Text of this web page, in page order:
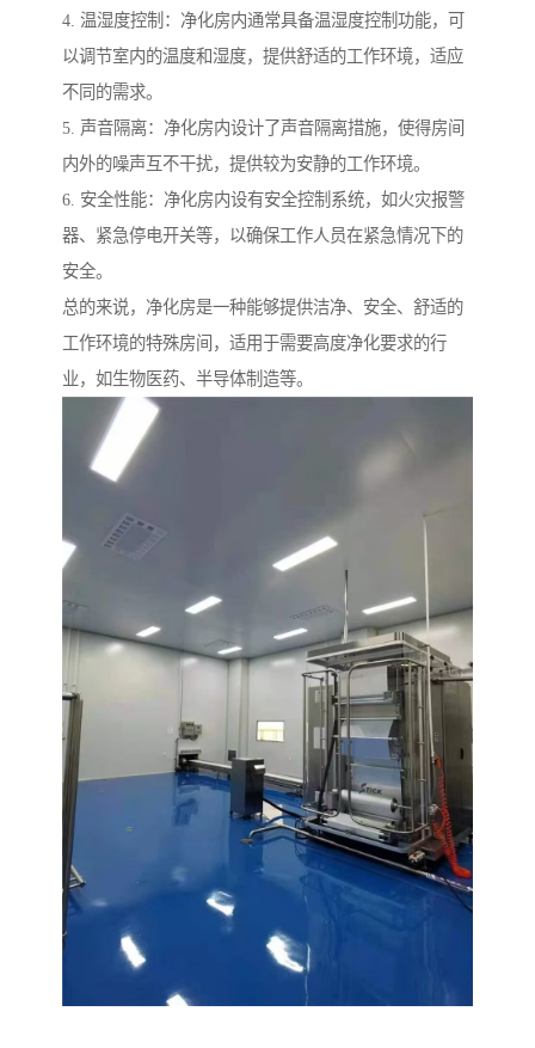
4. 温湿度控制：净化房内通常具备温湿度控制功能，可
以调节室内的温度和湿度，提供舒适的工作环境，适应
不同的需求。
5. 声音隔离：净化房内设计了声音隔离措施，使得房间
内外的噪声互不干扰，提供较为安静的工作环境。
6. 安全性能：净化房内设有安全控制系统，如火灾报警
器、紧急停电开关等，以确保工作人员在紧急情况下的
安全。
总的来说，净化房是一种能够提供洁净、安全、舒适的
工作环境的特殊房间，适用于需要高度净化要求的行
业，如生物医药、半导体制造等。